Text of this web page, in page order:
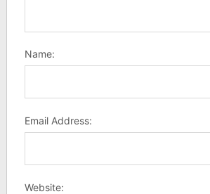
Name:
Email Address:
Website: